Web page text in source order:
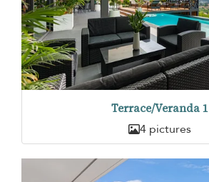
Terrace/Veranda 1
4 pictures